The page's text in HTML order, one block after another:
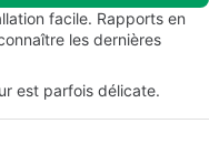
facile. Rapports en
les dernières
est parfois délicate.